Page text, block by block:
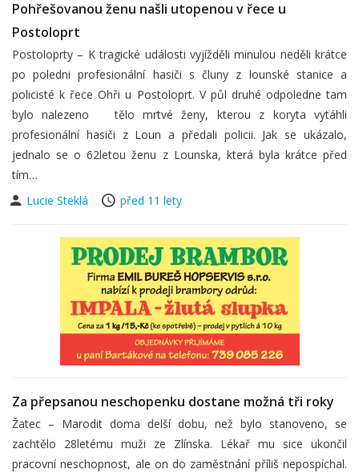
Pohřešovanou ženu našli utopenou v řece u
Postoloprt
Postoloprty – K tragické události vyjížděli minulou neděli krátce
po poledni profesionální hasiči s čluny z lounské stanice a
policisté k řece Ohři u Postoloprt. V půl druhé odpoledne tam
bylo nalezeno tělo mrtvé ženy, kterou z koryta vytáhli
profesionální hasiči z Loun a předali policii. Jak se ukázalo,
jednalo se o 62letou ženu z Lounska, která byla krátce před
tím…
Lucie Steklá
před 11 lety
Za přepsanou neschopenku dostane možná tři roky
Žatec – Marodit doma delší dobu, než bylo stanoveno, se
zachtělo 28letému muži ze Zlínska. Lékař mu sice ukončil
pracovní neschopnost, ale on do zaměstnání příliš nepospíchal.